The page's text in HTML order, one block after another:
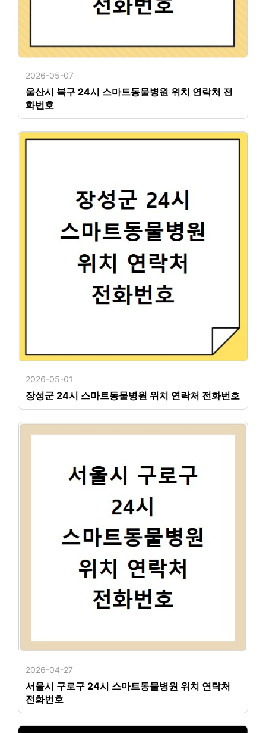
2026-05-07
울산시 북구 24시 스마트동물병원 위치 연락처 전
화번호
2026-05-01
장성군 24시 스마트동물병원 위치 연락처 전화번호
2026-04-27
서울시 구로구 24시 스마트동물병원 위치 연락처
전화번호